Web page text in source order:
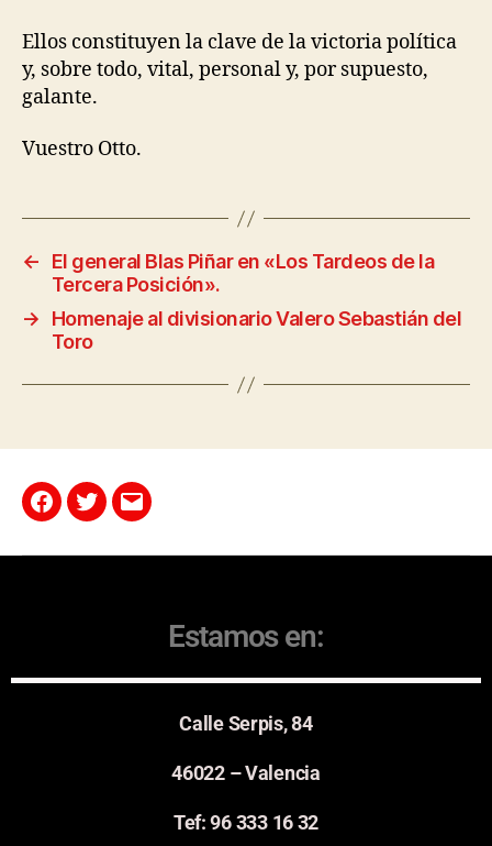
Ellos constituyen la clave de la victoria política
y, sobre todo, vital, personal y, por supuesto,
galante.
Vuestro Otto.
←
El general Blas Piñar en «Los Tardeos de la
Tercera Posición».
→
Homenaje al divisionario Valero Sebastián del
Toro
Estamos en:
Calle Serpis, 84
46022 – Valencia
Tef: 96 333 16 32